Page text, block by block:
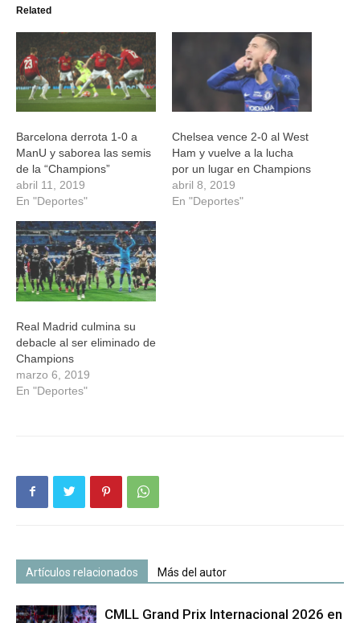
abre
una
ventana
nueva)
una
ventana
nueva)
una
ventana
nueva)
una
Related
Barcelona derrota 1-0 a
ManU y saborea las semis
de la “Champions”
abril 11, 2019
En "Deportes"
Chelsea vence 2-0 al West
Ham y vuelve a la lucha
por un lugar en Champions
abril 8, 2019
En "Deportes"
Real Madrid culmina su
debacle al ser eliminado de
Champions
marzo 6, 2019
En "Deportes"
Artículos relacionados Más del autor
CMLL Grand Prix Internacional 2026 en